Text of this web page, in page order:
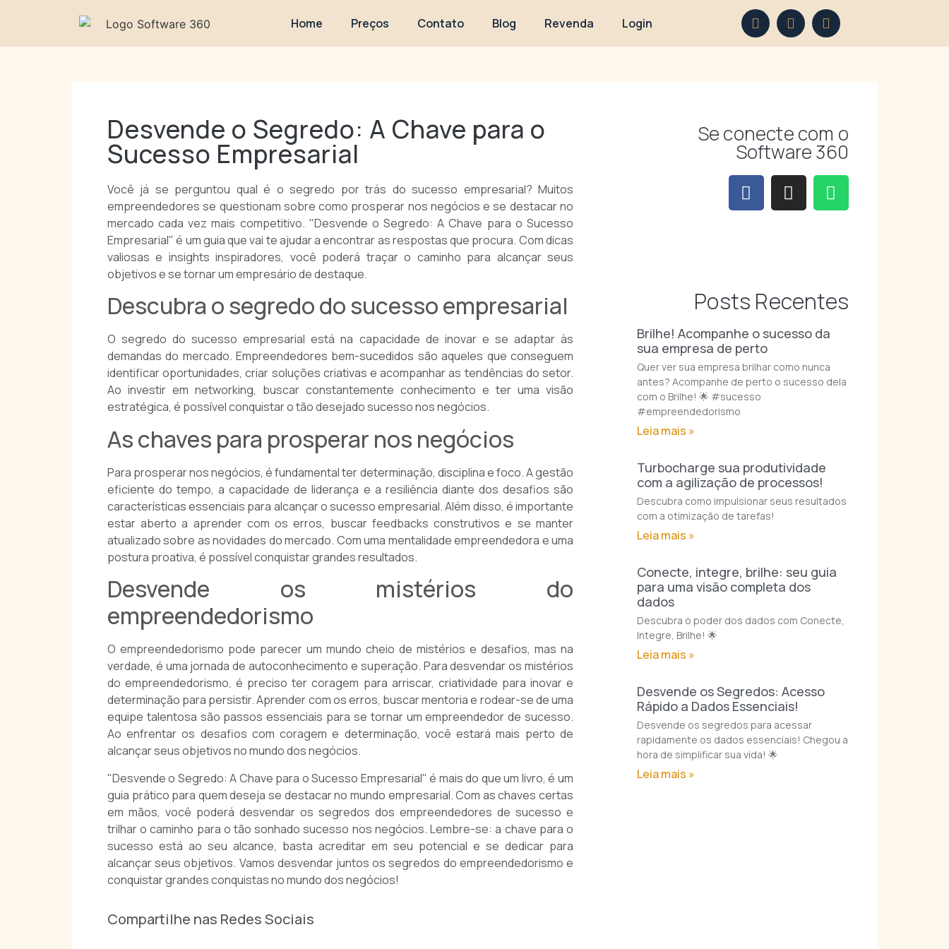
Home Preços Contato Blog Revenda Login
Desvende o Segredo: A Chave para o
Sucesso Empresarial
Você já se perguntou qual é o segredo por trás do sucesso empresarial? Muitos
empreendedores se questionam sobre como prosperar nos negócios e se destacar no
mercado cada vez mais competitivo. "Desvende o Segredo: A Chave para o Sucesso
Empresarial" é um guia que vai te ajudar a encontrar as respostas que procura. Com dicas
valiosas e insights inspiradores, você poderá traçar o caminho para alcançar seus
objetivos e se tornar um empresário de destaque.
Descubra o segredo do sucesso empresarial
O segredo do sucesso empresarial está na capacidade de inovar e se adaptar às
demandas do mercado. Empreendedores bem-sucedidos são aqueles que conseguem
identificar oportunidades, criar soluções criativas e acompanhar as tendências do setor.
Ao investir em networking, buscar constantemente conhecimento e ter uma visão
estratégica, é possível conquistar o tão desejado sucesso nos negócios.
As chaves para prosperar nos negócios
Para prosperar nos negócios, é fundamental ter determinação, disciplina e foco. A gestão
eficiente do tempo, a capacidade de liderança e a resiliência diante dos desafios são
características essenciais para alcançar o sucesso empresarial. Além disso, é importante
estar aberto a aprender com os erros, buscar feedbacks construtivos e se manter
atualizado sobre as novidades do mercado. Com uma mentalidade empreendedora e uma
postura proativa, é possível conquistar grandes resultados.
Desvende os mistérios do
empreendedorismo
O empreendedorismo pode parecer um mundo cheio de mistérios e desafios, mas na
verdade, é uma jornada de autoconhecimento e superação. Para desvendar os mistérios
do empreendedorismo, é preciso ter coragem para arriscar, criatividade para inovar e
determinação para persistir. Aprender com os erros, buscar mentoria e rodear-se de uma
equipe talentosa são passos essenciais para se tornar um empreendedor de sucesso.
Ao enfrentar os desafios com coragem e determinação, você estará mais perto de
alcançar seus objetivos no mundo dos negócios.
"Desvende o Segredo: A Chave para o Sucesso Empresarial" é mais do que um livro, é um
guia prático para quem deseja se destacar no mundo empresarial. Com as chaves certas
em mãos, você poderá desvendar os segredos dos empreendedores de sucesso e
trilhar o caminho para o tão sonhado sucesso nos negócios. Lembre-se: a chave para o
sucesso está ao seu alcance, basta acreditar em seu potencial e se dedicar para
alcançar seus objetivos. Vamos desvendar juntos os segredos do empreendedorismo e
conquistar grandes conquistas no mundo dos negócios!
Compartilhe nas Redes Sociais
Se conecte com o
Software 360
Posts Recentes
Brilhe! Acompanhe o sucesso da
sua empresa de perto
Quer ver sua empresa brilhar como nunca
antes? Acompanhe de perto o sucesso dela
com o Brilhe! 🌟 #sucesso
#empreendedorismo
Leia mais »
Turbocharge sua produtividade
com a agilização de processos!
Descubra como impulsionar seus resultados
com a otimização de tarefas!
Leia mais »
Conecte, integre, brilhe: seu guia
para uma visão completa dos
dados
Descubra o poder dos dados com Conecte,
Integre, Brilhe! 🌟
Leia mais »
Desvende os Segredos: Acesso
Rápido a Dados Essenciais!
Desvende os segredos para acessar
rapidamente os dados essenciais! Chegou a
hora de simplificar sua vida! 🌟
Leia mais »